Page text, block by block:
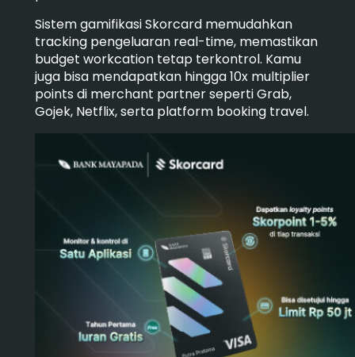
Sistem gamifikasi Skorcard memudahkan
tracking pengeluaran real-time, memastikan
budget workcation tetap terkontrol. Kamu
juga bisa mendapatkan hingga 10x multiplier
points di merchant partner seperti Grab,
Gojek, Netflix, serta platform booking travel.